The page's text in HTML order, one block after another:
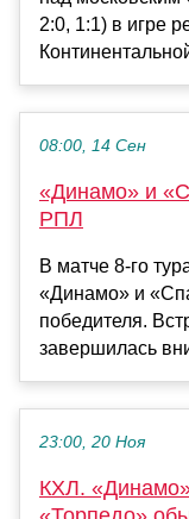
2:0, 1:1) в игре
08:00, 14 Сен
«Динамо» и
РПЛ
В матче 8-го
«Динамо» и
победителя.
завершилась
23:00, 20 Ноя
КХЛ.